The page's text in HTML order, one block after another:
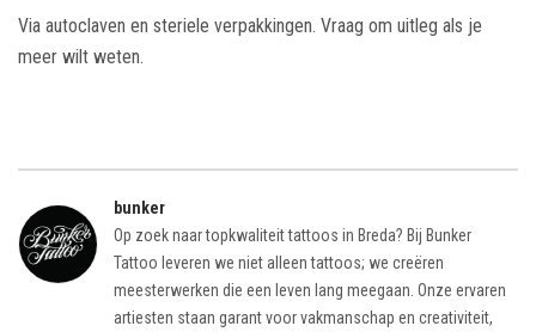
Via autoclaven en steriele verpakkingen. Vraag om uitleg als je
meer wilt weten.
bunker
Op zoek naar topkwaliteit tattoos in Breda? Bij Bunker
Tattoo leveren we niet alleen tattoos; we creëren
meesterwerken die een leven lang meegaan. Onze ervaren
artiesten staan garant voor vakmanschap en creativiteit,